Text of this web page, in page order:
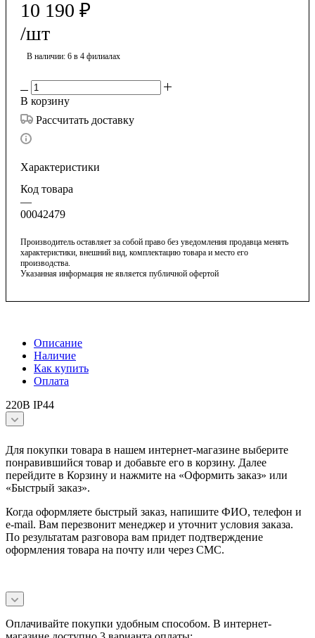
10 190 ₽
/шт
В наличии: 6 в 4 филиалах
В корзину
Рассчитать доставку
Характеристики
Код товара
—
00042479
Производитель оставляет за собой право без уведомления продавца менять
характеристики, внешний вид, комплектацию товара и место его
производства.
Указанная информация не является публичной офертой
Описание
Наличие
Как купить
Оплата
220В IP44
Для покупки товара в нашем интернет-магазине выберите
понравившийся товар и добавьте его в корзину. Далее
перейдите в Корзину и нажмите на «Оформить заказ» или
«Быстрый заказ».
Когда оформляете быстрый заказ, напишите ФИО, телефон и
e-mail. Вам перезвонит менеджер и уточнит условия заказа.
По результатам разговора вам придет подтверждение
оформления товара на почту или через СМС.
Оплачивайте покупки удобным способом. В интернет-